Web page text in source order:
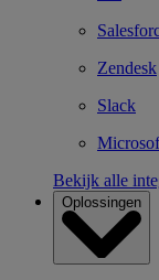
Zendesk
Slack
Bekijk alle
Oplossingen